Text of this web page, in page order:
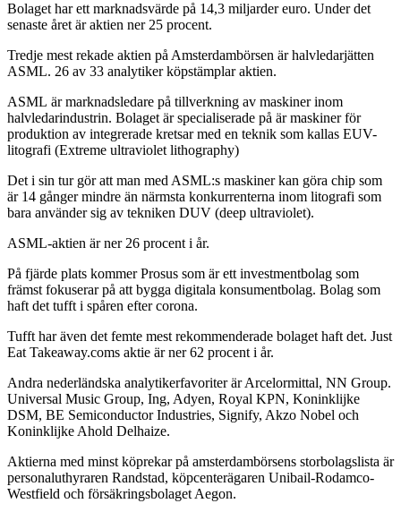
Bolaget har ett marknadsvärde på 14,3 miljarder euro. Under det
senaste året är aktien ner 25 procent.
Tredje mest rekade aktien på Amsterdambörsen är halvledarjätten
ASML. 26 av 33 analytiker köpstämplar aktien.
ASML är marknadsledare på tillverkning av maskiner inom
halvledarindustrin. Bolaget är specialiserade på är maskiner för
produktion av integrerade kretsar med en teknik som kallas EUV-
litografi (Extreme ultraviolet lithography)
Det i sin tur gör att man med ASML:s maskiner kan göra chip som
är 14 gånger mindre än närmsta konkurrenterna inom litografi som
bara använder sig av tekniken DUV (deep ultraviolet).
ASML-aktien är ner 26 procent i år.
På fjärde plats kommer Prosus som är ett investmentbolag som
främst fokuserar på att bygga digitala konsumentbolag. Bolag som
haft det tufft i spåren efter corona.
Tufft har även det femte mest rekommenderade bolaget haft det. Just
Eat Takeaway.coms aktie är ner 62 procent i år.
Andra nederländska analytikerfavoriter är Arcelormittal, NN Group.
Universal Music Group, Ing, Adyen, Royal KPN, Koninklijke
DSM, BE Semiconductor Industries, Signify, Akzo Nobel och
Koninklijke Ahold Delhaize.
Aktierna med minst köprekar på amsterdambörsens storbolagslista är
personaluthyraren Randstad, köpcenterägaren Unibail-Rodamco-
Westfield och försäkringsbolaget Aegon.